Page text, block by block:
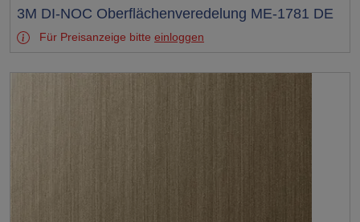
Test
3M DI-NOC Oberflächenveredelung ME-1781 DE
Für Preisanzeige bitte einloggen